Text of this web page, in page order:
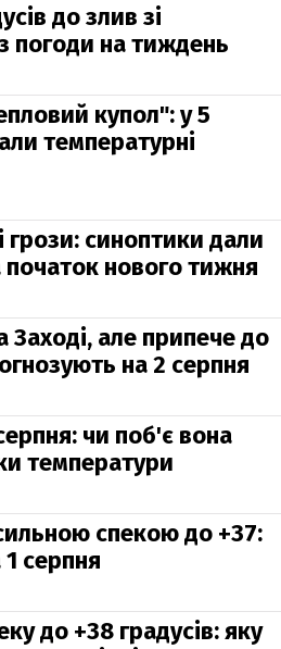
до злив зі
погоди на тиждень
купол": у 5
температурні
грози: синоптики дали
початок нового тижня
але припече до
на 2 серпня
чи поб'є вона
температури
спекою до +37:
серпня
до +38 градусів: яку